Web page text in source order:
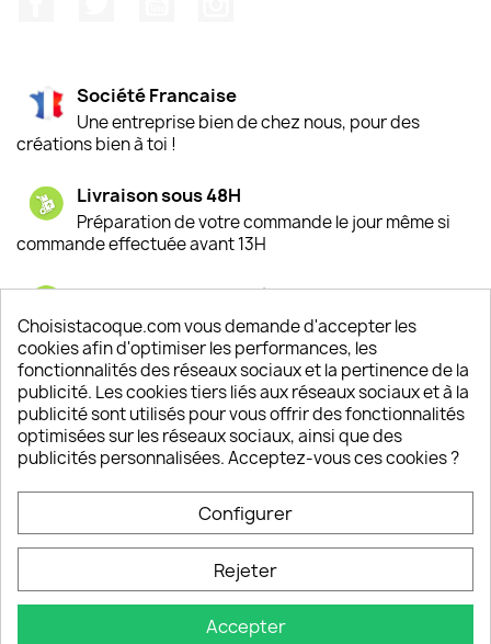
Société Francaise
Une entreprise bien de chez nous, pour des
créations bien à toi !
Livraison sous 48H
Préparation de votre commande le jour même si
commande effectuée avant 13H
Satisfaction de nos clients
Depuis 2009, entre 92% et 94% de nos clients
sont satisfaits de nos produits
Un SAV à votre écoute
Notre SAV est disponible 6/7J de 10h à 18H
Choisistacoque.com vous demande d'accepter les
cookies afin d'optimiser les performances, les
fonctionnalités des réseaux sociaux et la pertinence de la
publicité. Les cookies tiers liés aux réseaux sociaux et à la
publicité sont utilisés pour vous offrir des fonctionnalités
optimisées sur les réseaux sociaux, ainsi que des
publicités personnalisées. Acceptez-vous ces cookies ?
Configurer
Rejeter
Accepter